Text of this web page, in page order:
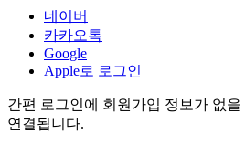
네이버
카카오톡
Google
Apple로 로그인
간편 로그인에 회원가입 정보가 없
연결됩니다.